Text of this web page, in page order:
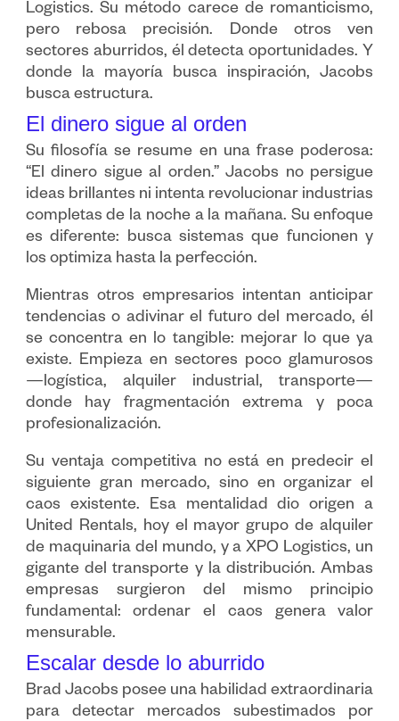
Logistics. Su método carece de romanticismo,
pero rebosa precisión. Donde otros ven
sectores aburridos, él detecta oportunidades. Y
donde la mayoría busca inspiración, Jacobs
busca estructura.
El dinero sigue al orden
Su filosofía se resume en una frase poderosa:
“El dinero sigue al orden.” Jacobs no persigue
ideas brillantes ni intenta revolucionar industrias
completas de la noche a la mañana. Su enfoque
es diferente: busca sistemas que funcionen y
los optimiza hasta la perfección.
Mientras otros empresarios intentan anticipar
tendencias o adivinar el futuro del mercado, él
se concentra en lo tangible: mejorar lo que ya
existe. Empieza en sectores poco glamurosos
—logística, alquiler industrial, transporte—
donde hay fragmentación extrema y poca
profesionalización.
Su ventaja competitiva no está en predecir el
siguiente gran mercado, sino en organizar el
caos existente. Esa mentalidad dio origen a
United Rentals, hoy el mayor grupo de alquiler
de maquinaria del mundo, y a XPO Logistics, un
gigante del transporte y la distribución. Ambas
empresas surgieron del mismo principio
fundamental: ordenar el caos genera valor
mensurable.
Escalar desde lo aburrido
Brad Jacobs posee una habilidad extraordinaria
para detectar mercados subestimados por